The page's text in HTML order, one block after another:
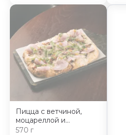
Пицца с ветчиной,
моцареллой и
шампиньонами
570 г